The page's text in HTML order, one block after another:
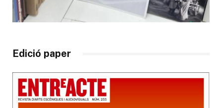
Edició paper